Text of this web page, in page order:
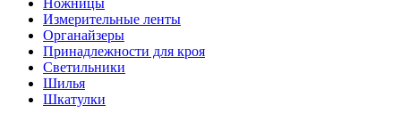
Ножницы
Измерительные ленты
Органайзеры
Принадлежности для кроя
Светильники
Шилья
Шкатулки